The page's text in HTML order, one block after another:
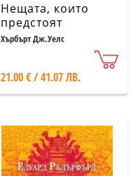
Нещата, които
предстоят
Хърбърт Дж.Уелс
21.00 € / 41.07 ЛВ.